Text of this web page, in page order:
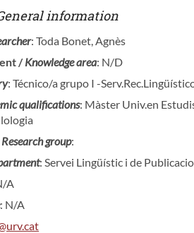
information
: Toda Bonet, Agnès
/Knowledge area: N/D
: Técnico/a grupo I -
qualifications: Màster Univ.en
Research group:
: Servei Lingüístic i de
A
: N/A